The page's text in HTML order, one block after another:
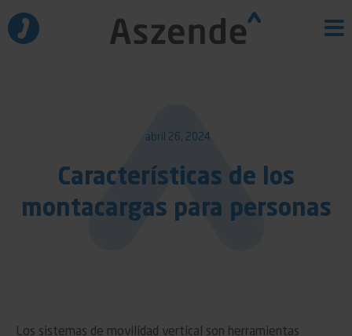
contenido
abril 26, 2024
Características de los
montacargas para personas
Los sistemas de movilidad vertical son herramientas